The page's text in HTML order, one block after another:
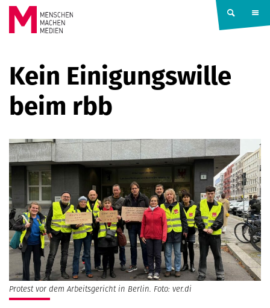
Springe zum Inhalt
MACHEN
MEDIEN
Kein Einigungswille
beim rbb
Protest vor dem Arbeitsgericht in Berlin. Foto: ver.di